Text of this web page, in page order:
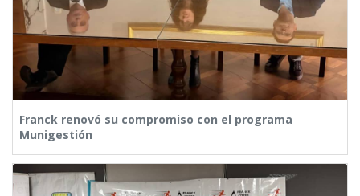
Franck renovó su compromiso con el programa
Munigestión